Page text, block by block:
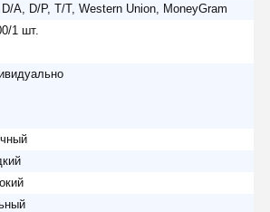
D/A, D/P, T/T, Western Union, MoneyGram
1 шт.